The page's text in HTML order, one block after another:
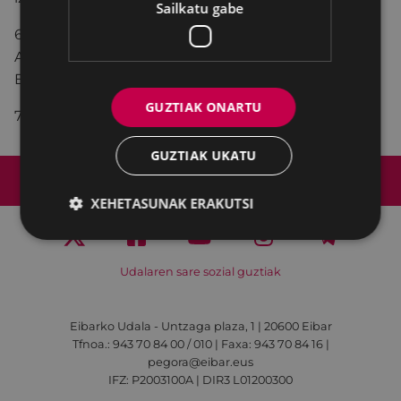
6. ELKARREKIN PODEMOS, EZKER ANITZA - IU,
ALIANZA VERDE taldeak aurkeztu duen mozioa:
Eibarren Kulturaren Mahaia sortzea
7. Galderak eta erreguak.
Udalaren sare sozial guztiak
Eibarko Udala - Untzaga plaza, 1 | 20600 Eibar
Tfnoa.: 943 70 84 00 / 010 | Faxa: 943 70 84 16 |
pegora@eibar.eus
IFZ: P2003100A | DIR3 L01200300
Sailkatu gabe
GUZTIAK ONARTU
GUZTIAK UKATU
XEHETASUNAK ERAKUTSI